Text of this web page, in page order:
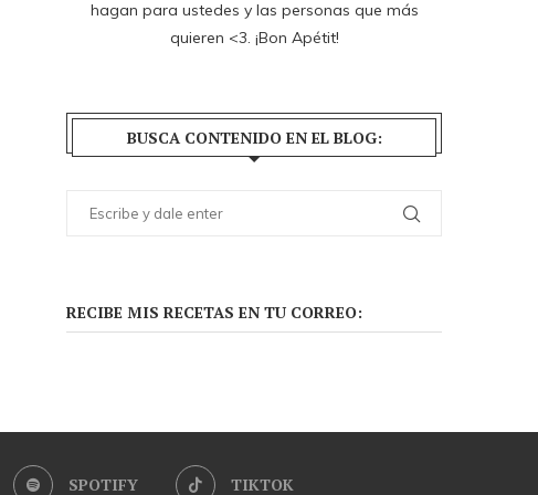
hagan para ustedes y las personas que más
quieren <3. ¡Bon Apétit!
BUSCA CONTENIDO EN EL BLOG:
RECIBE MIS RECETAS EN TU CORREO:
SPOTIFY TIKTOK